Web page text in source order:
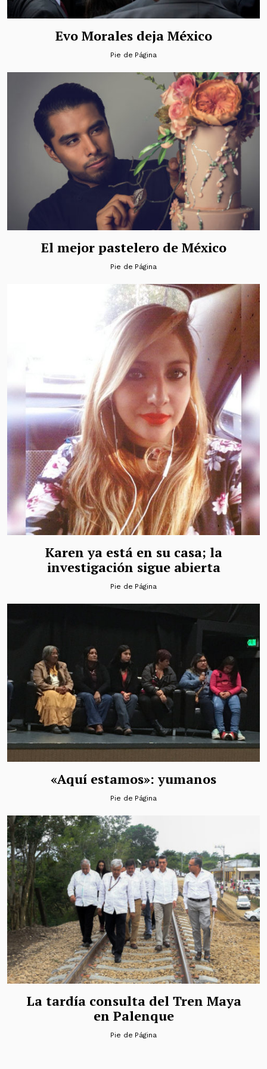
Evo Morales deja México
Pie de Página
El mejor pastelero de México
Pie de Página
Karen ya está en su casa; la
investigación sigue abierta
Pie de Página
«Aquí estamos»: yumanos
Pie de Página
La tardía consulta del Tren Maya
en Palenque
Pie de Página